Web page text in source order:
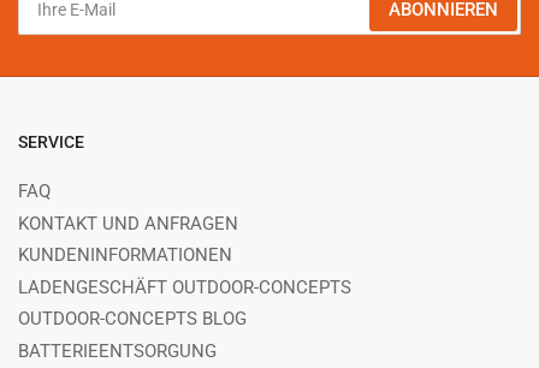
Mail
ABONNIEREN
SERVICE
FAQ
KONTAKT UND ANFRAGEN
KUNDENINFORMATIONEN
LADENGESCHÄFT OUTDOOR-CONCEPTS
OUTDOOR-CONCEPTS BLOG
BATTERIEENTSORGUNG